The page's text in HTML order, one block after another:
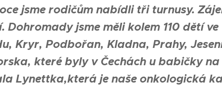
jsme rodičům nabídli tři turnusy.
Dohromady jsme měli kolem 110 dětí
Kryr, Podbořan, Kladna, Prahy,
které byly v Čechách u babičky
Lynettka,která je naše onkologická